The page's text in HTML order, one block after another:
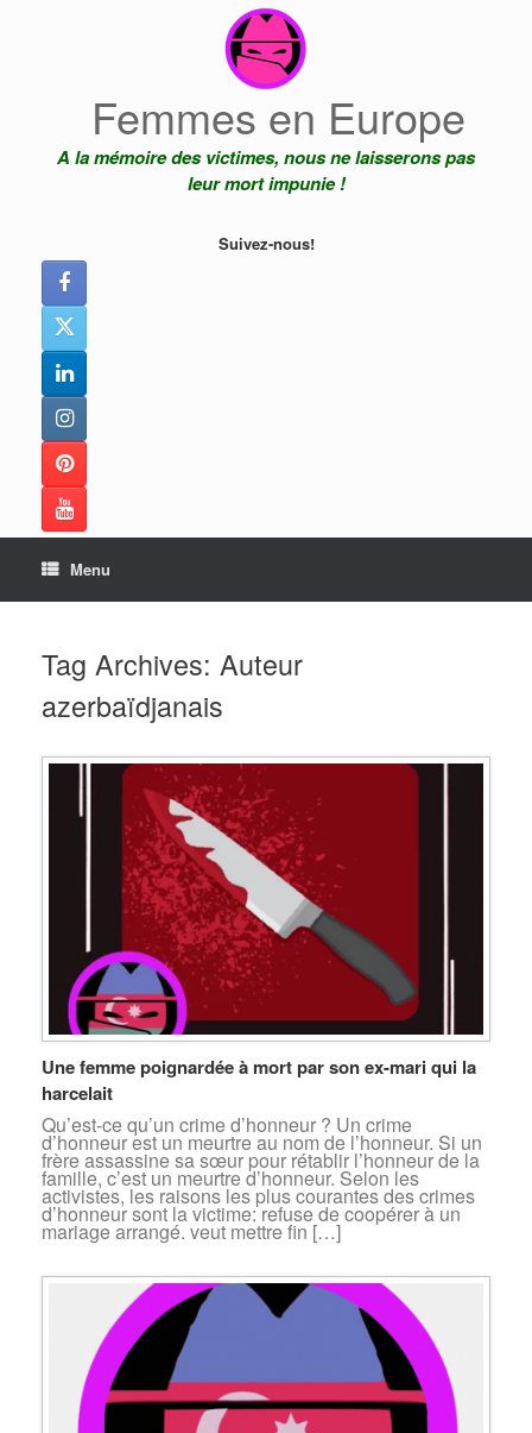
Femmes en Europe
A la mémoire des victimes, nous ne laisserons pas
leur mort impunie !
Suivez-nous!
Menu
Tag Archives: Auteur
azerbaïdjanais
Une femme poignardée à mort par son ex-mari qui la
harcelait
Qu’est-ce qu’un crime d’honneur ? Un crime
d’honneur est un meurtre au nom de l’honneur. Si un
frère assassine sa sœur pour rétablir l’honneur de la
famille, c’est un meurtre d’honneur. Selon les
activistes, les raisons les plus courantes des crimes
d’honneur sont la victime: refuse de coopérer à un
mariage arrangé. veut mettre fin […]